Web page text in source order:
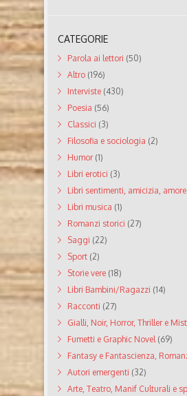
CATEGORIE
Parola ai lettori (50)
Altro (196)
Interviste (430)
Poesia (56)
Classici (3)
Filosofia e sociologia (2)
Humor(1)
Libri erotici (3)
Libri sentimenti, amicizia, amore
Libri musica (1)
Romanzi storici (27)
Saggi (22)
Sport (2)
Storie vere (18)
Libri Bambini/Ragazzi (14)
Racconti (27)
Gialli, Noir, Horror, Thriller e
Fumetti e Graphic Novel(69)
Fantasy e Fantascienza,
Autori emergenti (32)
Arte, Teatro, Manif Culturali e